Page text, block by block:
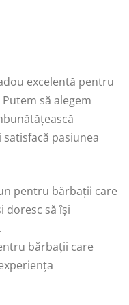
excelentă pentru
să alegem
pasiunea
pentru bărbații care
doresc să își
bărbații care